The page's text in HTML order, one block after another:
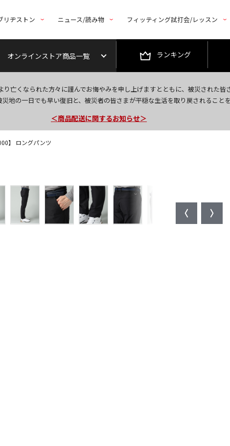
リヂストン ニュース/読み物 フィッティング試打会/レッスン
オンラインストア商品一覧 ランキング
り亡くなられた方々に謹んでお悔やみを申し上げますとともに、被災された皆
災地の一日でも早い復旧と、被災者の皆さまが平穏な生活を取り戻されることを
今なら新規会員登録で1,000円OFFクーポンプレゼント！
＜商品配送に関するお知らせ＞
＜夏季休暇中のご注文・発送・お問い合わせ＞
】 ロングパンツ